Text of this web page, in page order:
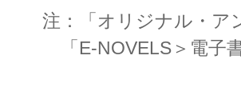
注：「オリジナル・ア
「E-NOVELS＞電子書